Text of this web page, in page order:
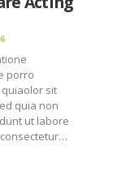
porro
sit
quia non
ut labore